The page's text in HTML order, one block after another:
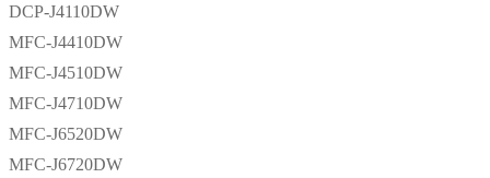
DCP-J4110DW
MFC-J4410DW
MFC-J4510DW
MFC-J4710DW
MFC-J6520DW
MFC-J6720DW